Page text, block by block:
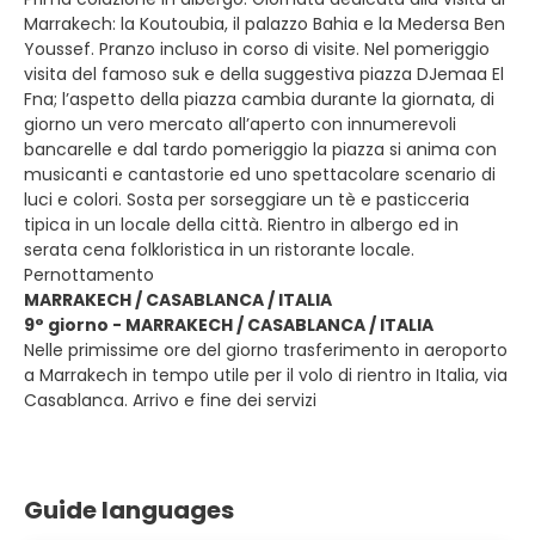
Marrakech: la Koutoubia, il palazzo Bahia e la Medersa Ben
Youssef. Pranzo incluso in corso di visite. Nel pomeriggio
visita del famoso suk e della suggestiva piazza DJemaa El
Fna; l’aspetto della piazza cambia durante la giornata, di
giorno un vero mercato all’aperto con innumerevoli
bancarelle e dal tardo pomeriggio la piazza si anima con
musicanti e cantastorie ed uno spettacolare scenario di
luci e colori. Sosta per sorseggiare un tè e pasticceria
tipica in un locale della città. Rientro in albergo ed in
serata cena folkloristica in un ristorante locale.
Pernottamento
MARRAKECH / CASABLANCA / ITALIA
9° giorno - MARRAKECH / CASABLANCA / ITALIA
Nelle primissime ore del giorno trasferimento in aeroporto
a Marrakech in tempo utile per il volo di rientro in Italia, via
Casablanca. Arrivo e fine dei servizi
Guide languages